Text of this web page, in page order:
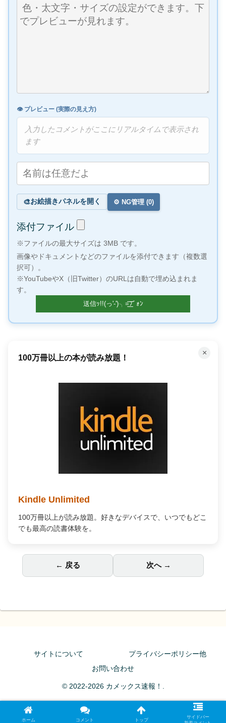
👁️ プレビュー (実際の見え方)
入力したコメントがここにリアルタイムで表示され
ます
🎨お絵描きパネルを開く ⚙️ NG管理 (0)
添付ファイル
※ファイルの最大サイズは 3MB です。
画像やドキュメントなどのファイルを添付できます（複数選
択可）。
※YouTubeやX（旧Twitter）のURLは自動で埋め込まれま
す。
×
100万冊以上の本が読み放題！
Kindle Unlimited
100万冊以上が読み放題。好きなデバイスで、いつでもどこ
でも最高の読書体験を。
← 戻る 次へ →
サイトについて
プライバシーポリシー他
お問い合わせ
© 2022-2026 カメックス速報！.
ホーム コメント トップ
サイドバー